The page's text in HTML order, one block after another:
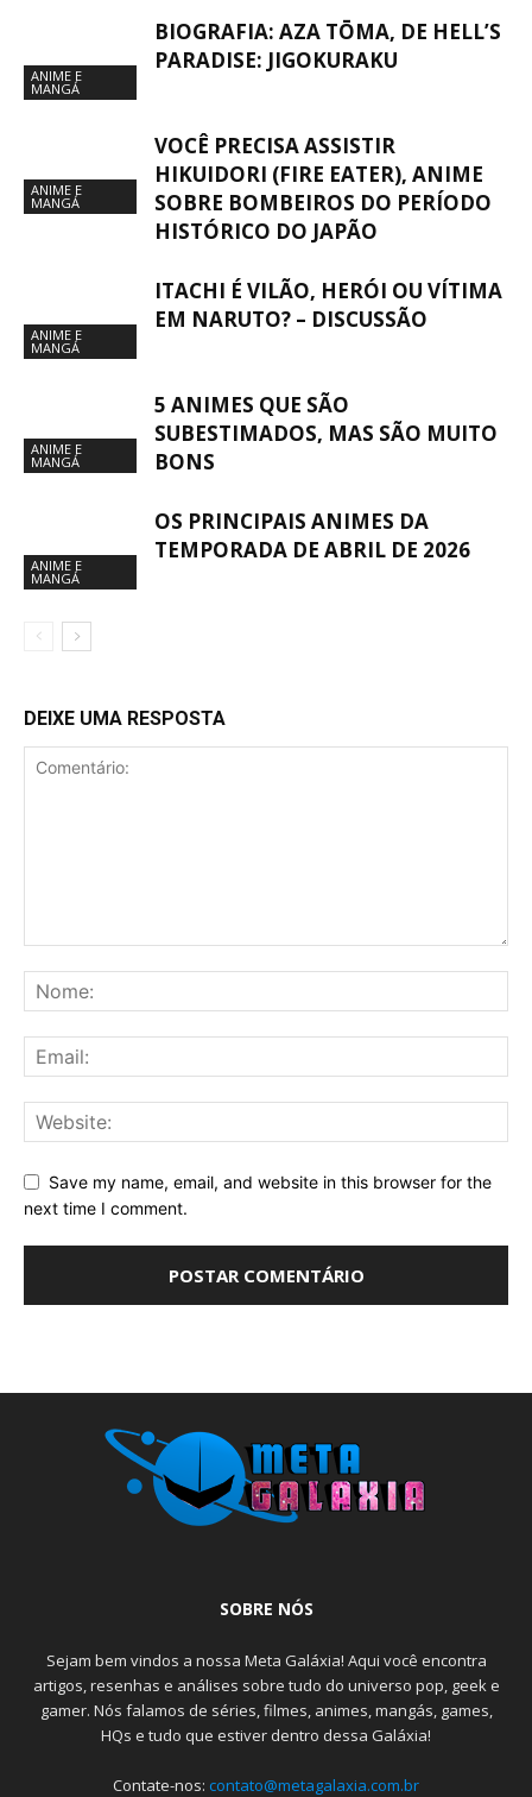
ANIME E
MANGÁ
BIOGRAFIA: AZA TŌMA, DE HELL’S
PARADISE: JIGOKURAKU
ANIME E
MANGÁ
VOCÊ PRECISA ASSISTIR
HIKUIDORI (FIRE EATER), ANIME
SOBRE BOMBEIROS DO PERÍODO
HISTÓRICO DO JAPÃO
ANIME E
MANGÁ
ITACHI É VILÃO, HERÓI OU VÍTIMA
EM NARUTO? – DISCUSSÃO
ANIME E
MANGÁ
5 ANIMES QUE SÃO
SUBESTIMADOS, MAS SÃO MUITO
BONS
ANIME E
MANGÁ
OS PRINCIPAIS ANIMES DA
TEMPORADA DE ABRIL DE 2026
DEIXE UMA RESPOSTA
Save my name, email, and website in this browser for the
next time I comment.
SOBRE NÓS
Sejam bem vindos a nossa Meta Galáxia! Aqui você encontra
artigos, resenhas e análises sobre tudo do universo pop, geek e
gamer. Nós falamos de séries, filmes, animes, mangás, games,
HQs e tudo que estiver dentro dessa Galáxia!
Contate-nos: contato@metagalaxia.com.br